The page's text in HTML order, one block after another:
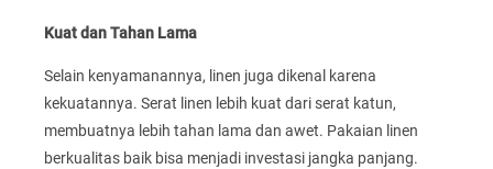
Kuat dan Tahan Lama
Selain kenyamanannya, linen juga dikenal karena
kekuatannya. Serat linen lebih kuat dari serat katun,
membuatnya lebih tahan lama dan awet. Pakaian linen
berkualitas baik bisa menjadi investasi jangka panjang.